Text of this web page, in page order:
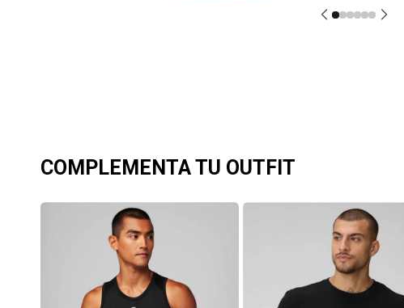
COMPLEMENTA TU OUTFIT